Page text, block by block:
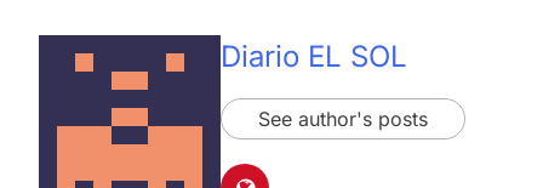
Diario EL SOL
See author's posts